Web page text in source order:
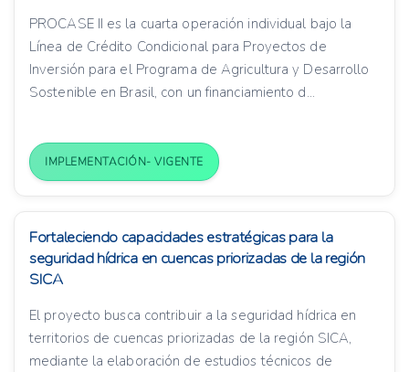
PROCASE II es la cuarta operación individual bajo la
Línea de Crédito Condicional para Proyectos de
Inversión para el Programa de Agricultura y Desarrollo
Sostenible en Brasil, con un financiamiento d...
IMPLEMENTACIÓN- VIGENTE
Fortaleciendo capacidades estratégicas para la
seguridad hídrica en cuencas priorizadas de la región
SICA
El proyecto busca contribuir a la seguridad hídrica en
territorios de cuencas priorizadas de la región SICA,
mediante la elaboración de estudios técnicos de